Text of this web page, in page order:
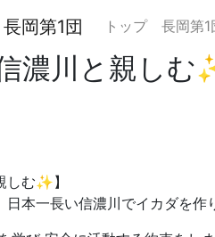
トップ 長岡第1
濃川と親しむ
しむ✨】
本一長い信濃川でイカダを作